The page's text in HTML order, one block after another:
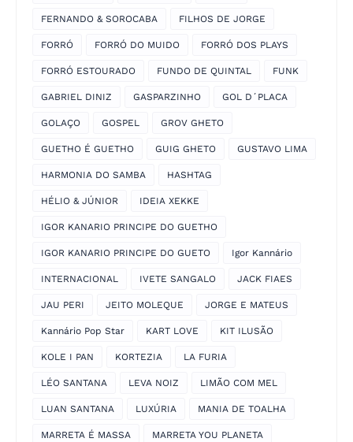
FERNANDO & SOROCABA FILHOS DE JORGE
FORRÓ FORRÓ DO MUIDO FORRÓ DOS PLAYS
FORRÓ ESTOURADO FUNDO DE QUINTAL FUNK
GABRIEL DINIZ GASPARZINHO GOL D´PLACA
GOLAÇO GOSPEL GROV GHETO
GUETHO É GUETHO GUIG GHETO GUSTAVO LIMA
HARMONIA DO SAMBA HASHTAG
HÉLIO & JÚNIOR IDEIA XEKKE
IGOR KANARIO PRINCIPE DO GUETHO
IGOR KANARIO PRINCIPE DO GUETO Igor Kannário
INTERNACIONAL IVETE SANGALO JACK FIAES
JAU PERI JEITO MOLEQUE JORGE E MATEUS
Kannário Pop Star KART LOVE KIT ILUSÃO
KOLE I PAN KORTEZIA LA FURIA
LÉO SANTANA LEVA NOIZ LIMÃO COM MEL
LUAN SANTANA LUXÚRIA MANIA DE TOALHA
MARRETA É MASSA MARRETA YOU PLANETA